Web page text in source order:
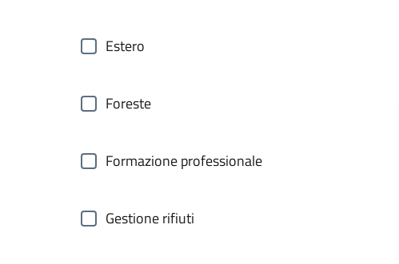
Estero
Foreste
Formazione professionale
Gestione rifiuti